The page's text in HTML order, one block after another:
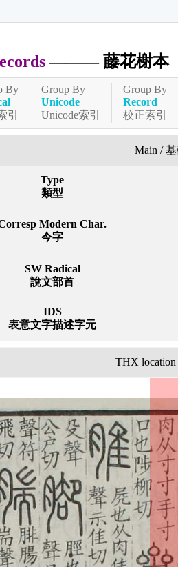
——— 藤花榭本
By
引
Group By
Unicode
Unicode索引
Group By
Record
校正索引
Main /
Type
類型
Modern Char.
今字
SW Radical
說文部首
IDS
表意文字描述字元
THX